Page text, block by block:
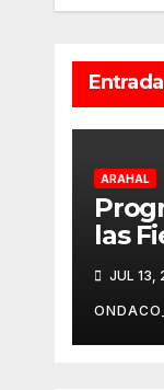
ARAHAL
las
JUL 13,